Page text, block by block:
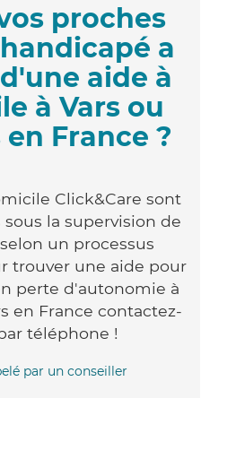
proches
a
aide à
à Vars ou
France ?
Click&Care sont
la supervision de
un processus
trouver une aide pour
perte d'autonomie à
en France contactez-
téléphone !
par un conseiller